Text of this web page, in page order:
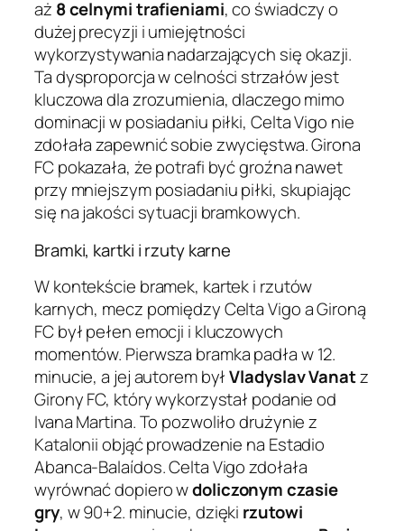
aż 8 celnymi trafieniami, co świadczy o
dużej precyzji i umiejętności
wykorzystywania nadarzających się okazji.
Ta dysproporcja w celności strzałów jest
kluczowa dla zrozumienia, dlaczego mimo
dominacji w posiadaniu piłki, Celta Vigo nie
zdołała zapewnić sobie zwycięstwa. Girona
FC pokazała, że potrafi być groźna nawet
przy mniejszym posiadaniu piłki, skupiając
się na jakości sytuacji bramkowych.
Bramki, kartki i rzuty karne
W kontekście bramek, kartek i rzutów
karnych, mecz pomiędzy Celta Vigo a Gironą
FC był pełen emocji i kluczowych
momentów. Pierwsza bramka padła w 12.
minucie, a jej autorem byłVladyslav Vanatz
Girony FC, który wykorzystał podanie od
Ivana Martina. To pozwoliło drużynie z
Katalonii objąć prowadzenie na Estadio
Abanca-Balaídos. Celta Vigo zdołała
wyrównać dopiero wdoliczonym czasie
gry, w 90+2. minucie, dzięki rzutowi